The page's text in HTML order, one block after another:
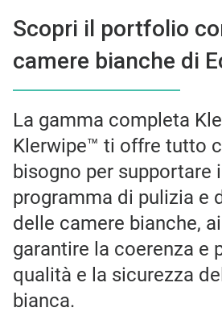
Scopri il portfolio
camere bianche di
La gamma completa
Klerwipe™ ti offre tutto
bisogno per supportare
programma di pulizia e
delle camere bianche,
garantire la coerenza e
qualità e la sicurezza
bianca.